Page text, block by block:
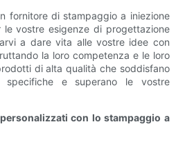
fornitore di stampaggio a iniezione
vostre esigenze di progettazione
a dare vita alle vostre idee con
la loro competenza e le loro
di alta qualità che soddisfano
specifiche e superano le vostre
con lo stampaggio a